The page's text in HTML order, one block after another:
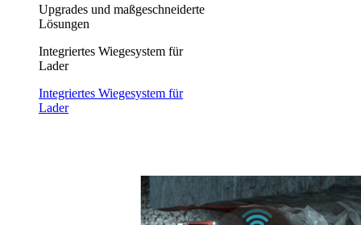
Upgrades und maßgeschneiderte
Lösungen
Integriertes Wiegesystem für
Lader
Integriertes Wiegesystem für
Lader